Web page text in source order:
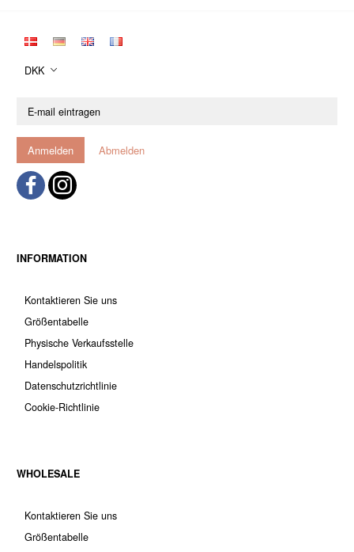
DKK
mail
Anmelden Abmelden
INFORMATION
Kontaktieren Sie uns
Größentabelle
Physische Verkaufsstelle
Handelspolitik
Datenschutzrichtlinie
Cookie-Richtlinie
WHOLESALE
Kontaktieren Sie uns
Größentabelle